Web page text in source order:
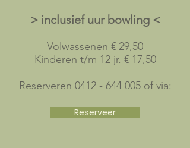
> inclusief uur bowling <
Volwassenen € 29,50
Kinderen t/m 12 jr. € 17,50
Reserveren 0412 - 644 005of via:
Reserveer